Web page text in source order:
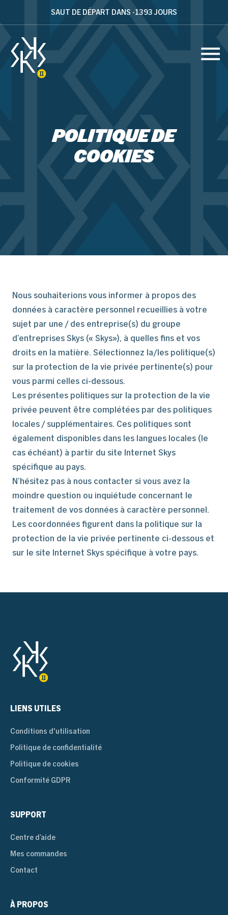
SAUT DE DÉPART DANS -1393 JOURS
POLITIQUE DE
COOKIES
Nous souhaiterions vous informer à propos des
données à caractère personnel recueillies à votre
sujet par une / des entreprise(s) du groupe
d’entreprises Skys (« Skys»), à quelles fins et vos
droits en la matière. Sélectionnez la/les politique(s)
sur la protection de la vie privée pertinente(s) pour
vous parmi celles ci-dessous.
Les présentes politiques sur la protection de la vie
privée peuvent être complétées par des politiques
locales / supplémentaires. Ces politiques sont
également disponibles dans les langues locales (le
cas échéant) à partir du site Internet Skys
spécifique au pays.
N’hésitez pas à nous contacter si vous avez la
moindre question ou inquiétude concernant le
traitement de vos données à caractère personnel.
Les coordonnées figurent dans la politique sur la
protection de la vie privée pertinente ci-dessous et
sur le site Internet Skys spécifique à votre pays.
LIENS UTILES
Conditions d'utilisation
Politique de confidentialité
Politique de cookies
Conformité GDPR
SUPPORT
Centre d’aide
Mes commandes
Contact
À PROPOS